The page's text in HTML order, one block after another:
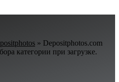
» Depositphotos.com
категории при загрузке.